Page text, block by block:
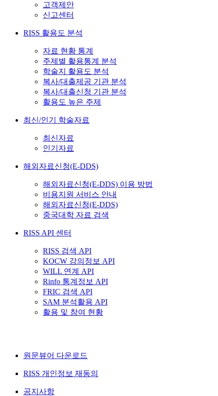
고객제안
신고센터
RISS 활용도 분석
자료 현황 통계
주제별 활용통계 분석
학술지 활용도 분석
복사/대출제공 기관 분석
복사/대출신청 기관 분석
활용도 높은 주제
최신/인기 학술자료
최신자료
인기자료
해외자료신청(E-DDS)
해외자료신청(E-DDS) 이용 방법
비용지원 서비스 안내
해외자료신청(E-DDS)
중국대학 자료 검색
RISS API 센터
RISS 검색 API
KOCW 강의정보 API
WILL 연계 API
Rinfo 통계정보 API
FRIC 검색 API
SAM 분석활용 API
활용 및 참여 현황
원문뷰어 다운로드
RISS 개인정보 재동의
공지사항